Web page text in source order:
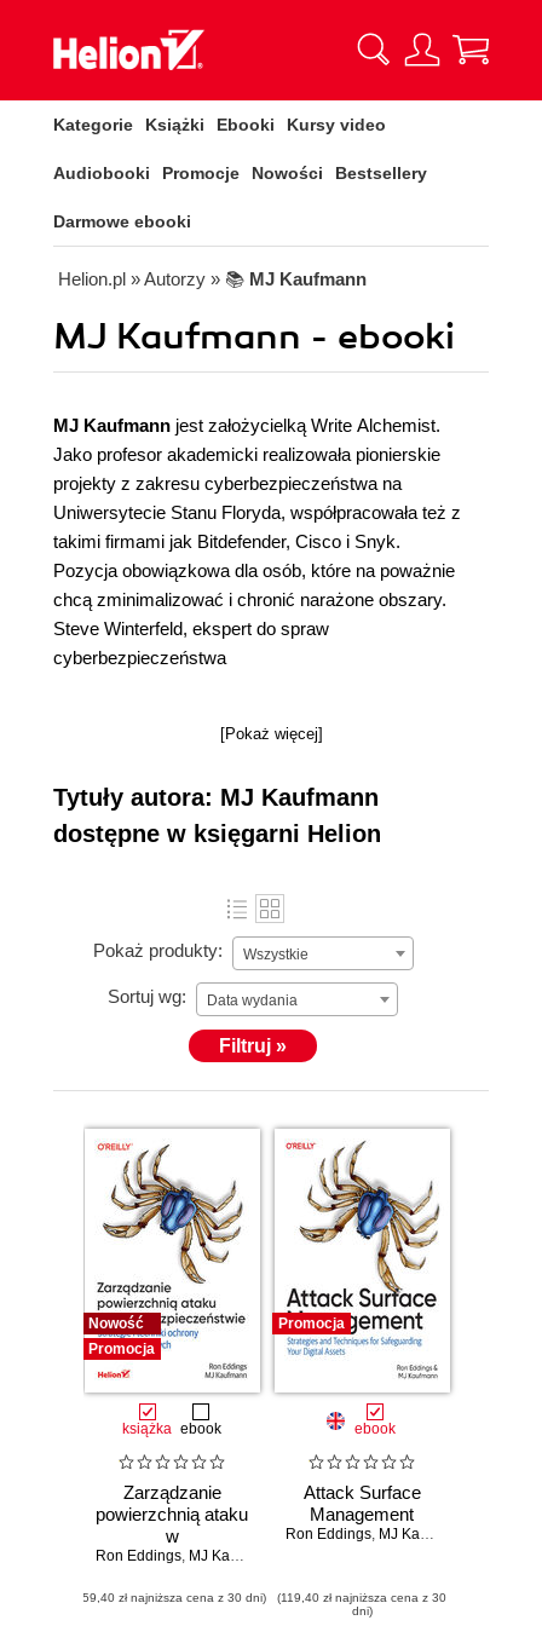
Kategorie Książki Ebooki Kursy video
Audiobooki Promocje Nowości Bestsellery
Darmowe ebooki
Helion.pl » Autorzy » 📚 MJ Kaufmann
MJ Kaufmann - ebooki
MJ Kaufmann jest założycielką Write Alchemist.
Jako profesor akademicki realizowała pionierskie
projekty z zakresu cyberbezpieczeństwa na
Uniwersytecie Stanu Floryda, współpracowała też z
takimi firmami jak Bitdefender, Cisco i Snyk.
Pozycja obowiązkowa dla osób, które na poważnie
chcą zminimalizować i chronić narażone obszary.
Steve Winterfeld, ekspert do spraw
cyberbezpieczeństwa
[Pokaż więcej]
Tytuły autora: MJ Kaufmann
dostępne w księgarni Helion
Pokaż produkty: Wszystkie
Sortuj wg: Data wydania
Filtruj »
Nowość
Promocja
książka ebook
Zarządzanie
powierzchnią ataku
w
cyberbezpieczeństwie.
ochrony zasobów
Ron Eddings, MJ Kaufmann
(59,40 zł najniższa cena z 30 dni)
Promocja
ebook
Attack Surface
Management
Ron Eddings, MJ Kaufmann
(119,40 zł najniższa cena z 30
dni)